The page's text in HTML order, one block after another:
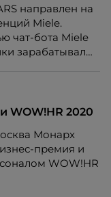
направлен на
Miele.
чат-бота Miele
зарабатывали
WOW!HR 2020
Монарх
премия и
WOW!HR